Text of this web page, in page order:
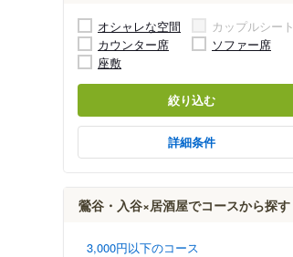
オシャレな空間
カップルシート
カウンター席
ソファー席
座敷
絞り込む
詳細条件
鶯谷・入谷×居酒屋でコースから探す
3,000円以下のコース